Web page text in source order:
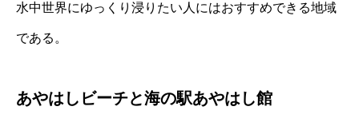
水中世界にゆっくり浸りたい人にはおすすめできる地域
である。
あやはしビーチと海の駅あやはし館